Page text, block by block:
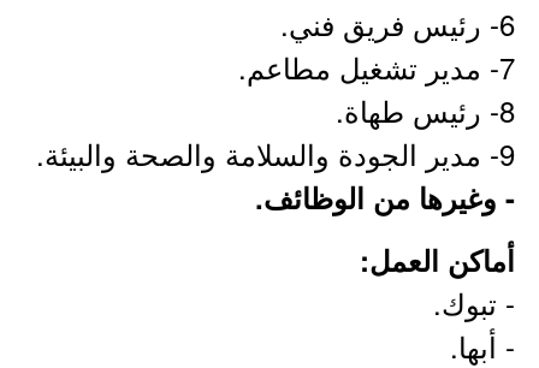
6- رئيس فريق فني.
7- مدير تشغيل مطاعم.
8- رئيس طهاة.
9- مدير الجودة والسلامة والصحة والبيئة.
- وغيرها من الوظائف.
أماكن العمل:
- تبوك.
- أبها.